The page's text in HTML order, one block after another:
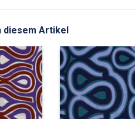
diesem Artikel